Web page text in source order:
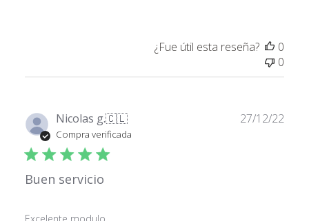
¿Fue útil esta reseña?
0
0
Nicolas g.🇨🇱
Compra verificada
Buen servicio
27/12/22